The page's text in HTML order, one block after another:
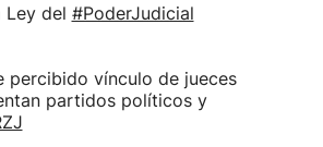
Ley del #PoderJudicial
percibido vínculo de jueces
partidos políticos y